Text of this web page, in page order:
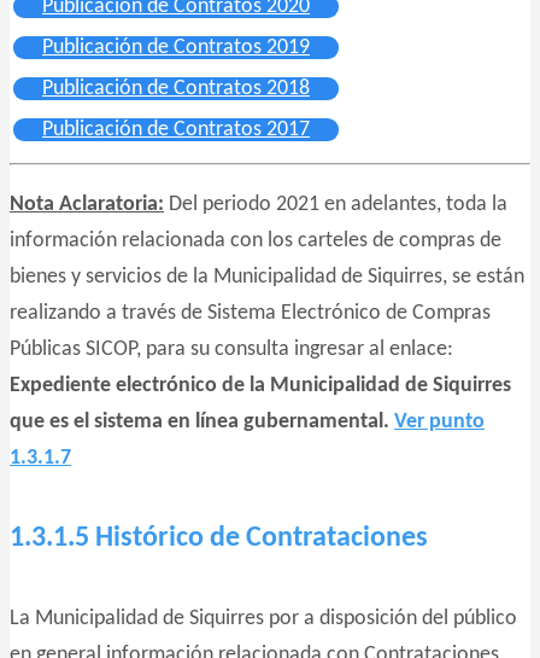
Publicación de Contratos 2020
Publicación de Contratos 2019
Publicación de Contratos 2018
Publicación de Contratos 2017
Nota Aclaratoria: Del periodo 2021 en adelantes, toda la
información relacionada con los carteles de compras de
bienes y servicios de la Municipalidad de Siquirres, se están
realizando a través de Sistema Electrónico de Compras
Públicas SICOP, para su consulta ingresar al enlace:
Expediente electrónico de la Municipalidad de Siquirres
que es el sistema en línea gubernamental. Ver punto
1.3.1.7
1.3.1.5 Histórico de Contrataciones
La Municipalidad de Siquirres por a disposición del público